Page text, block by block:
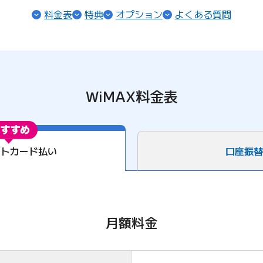
料金表（ページ内リンク）
特典（ページ内リンク）
オプション（ページ内リンク）
よくある質問（ペー
WiMAX料金表
カード払い 口座振
月額料金